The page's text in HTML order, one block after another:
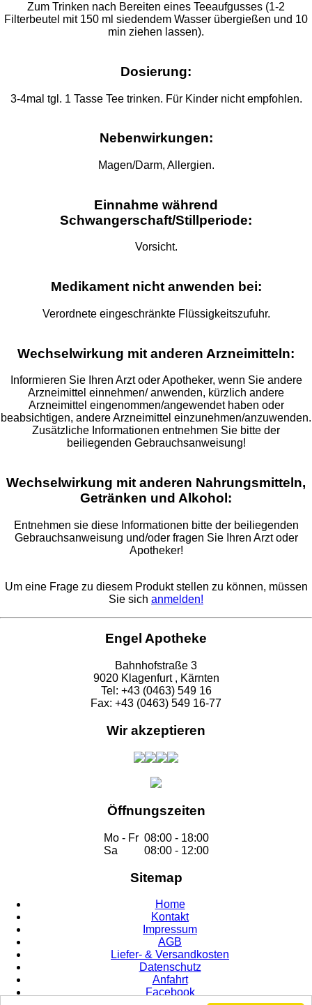
Zum Trinken nach Bereiten eines Teeaufgusses (1-2
Filterbeutel mit 150 ml siedendem Wasser übergießen und 10
min ziehen lassen).
Dosierung:
3-4mal tgl. 1 Tasse Tee trinken. Für Kinder nicht empfohlen.
Nebenwirkungen:
Magen/Darm, Allergien.
Einnahme während
Schwangerschaft/Stillperiode:
Vorsicht.
Medikament nicht anwenden bei:
Verordnete eingeschränkte Flüssigkeitszufuhr.
Wechselwirkung mit anderen Arzneimitteln:
Informieren Sie Ihren Arzt oder Apotheker, wenn Sie andere
Arzneimittel einnehmen/ anwenden, kürzlich andere
Arzneimittel eingenommen/angewendet haben oder
beabsichtigen, andere Arzneimittel einzunehmen/anzuwenden.
Zusätzliche Informationen entnehmen Sie bitte der
beiliegenden Gebrauchsanweisung!
Wechselwirkung mit anderen Nahrungsmitteln,
Getränken und Alkohol:
Entnehmen sie diese Informationen bitte der beiliegenden
Gebrauchsanweisung und/oder fragen Sie Ihren Arzt oder
Apotheker!
Um eine Frage zu diesem Produkt stellen zu können, müssen
Sie sich anmelden!
Engel Apotheke
Bahnhofstraße 3
9020 Klagenfurt , Kärnten
Tel: +43 (0463) 549 16
Fax: +43 (0463) 549 16-77
Wir akzeptieren
Öffnungszeiten
Mo - Fr 08:00 - 18:00
Sa
08:00 - 12:00
Sitemap
Home
Kontakt
Impressum
AGB
Liefer- & Versandkosten
Datenschutz
Anfahrt
Facebook